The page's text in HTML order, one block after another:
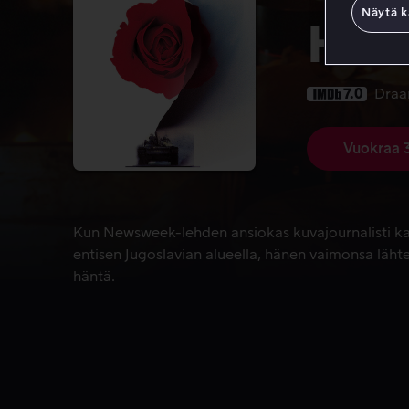
7.0
Vuokraa
Kun Newsweek-lehden ansiokas kuvajournalisti
Kun Newsweek-lehden ansiokas kuvajournalisti
entisen Jugoslavian alueella, hänen vaimonsa
häntä.
Näytä